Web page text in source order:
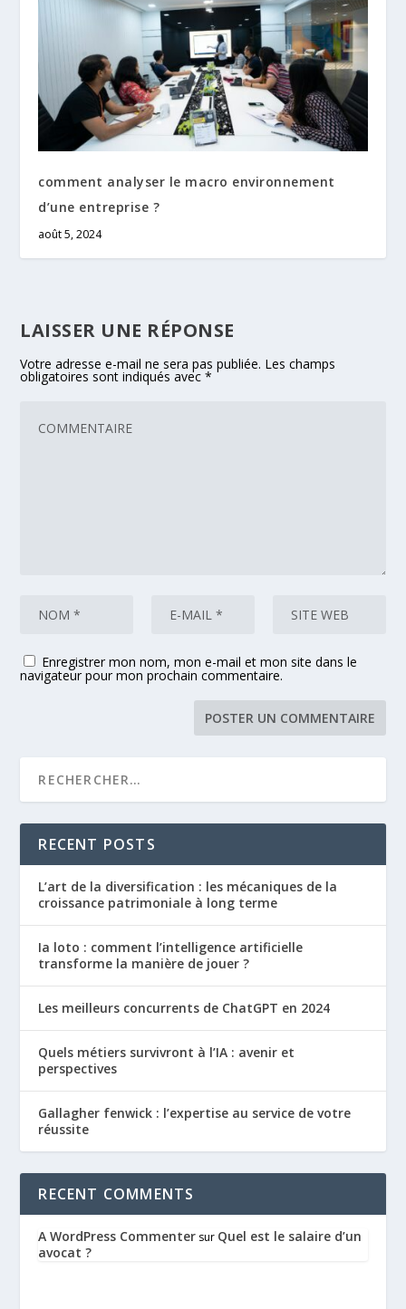
comment analyser le macro environnement
d’une entreprise ?
août 5, 2024
LAISSER UNE RÉPONSE
Votre adresse e-mail ne sera pas publiée. Les champs
obligatoires sont indiqués avec*
Enregistrer mon nom, mon e-mail et mon site dans le
navigateur pour mon prochain commentaire.
RECENT POSTS
L’art de la diversification : les mécaniques de la
croissance patrimoniale à long terme
Ia loto : comment l’intelligence artificielle
transforme la manière de jouer ?
Les meilleurs concurrents de ChatGPT en 2024
Quels métiers survivront à l’IA : avenir et
perspectives
Gallagher fenwick : l’expertise au service de votre
réussite
RECENT COMMENTS
A WordPress Commenter sur Quel est le salaire d’un
avocat ?